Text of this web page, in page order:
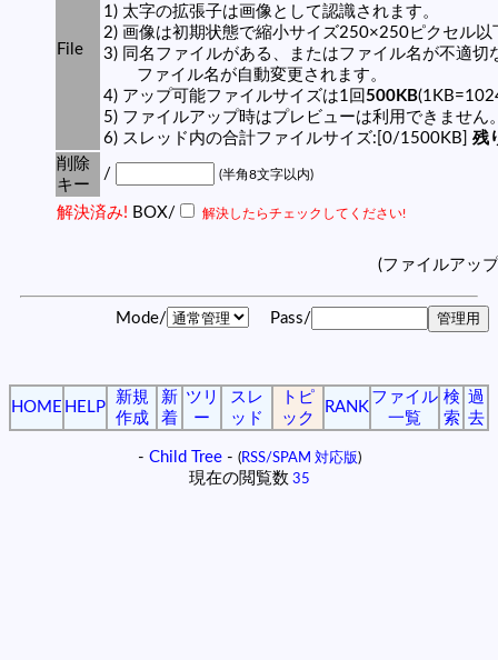
File
1) 太字の拡張子は画像として認識されます。
2) 画像は初期状態で縮小サイズ250×250ピクセル以
3) 同名ファイルがある、またはファイル名が不適切
ファイル名が自動変更されます。
4) アップ可能ファイルサイズは1回 500KB
5) ファイルアップ時はプレビューは利用できません
6) スレッド内の合計ファイルサイズ:[0/1500KB] 残
削除
キー
/ (半角8文字以内)
解決済み! BOX/ 解決したらチェックしてください!
(ファイルアッ
Mode/ Pass/
HOME HELP
新規
作成
新
着
ツリ
ー
スレ
ッド
トピ
ック
RANK
ファイル
一覧
検
索
過
去
- Child Tree- (RSS/SPAM 対応版)
現在の閲覧数 35